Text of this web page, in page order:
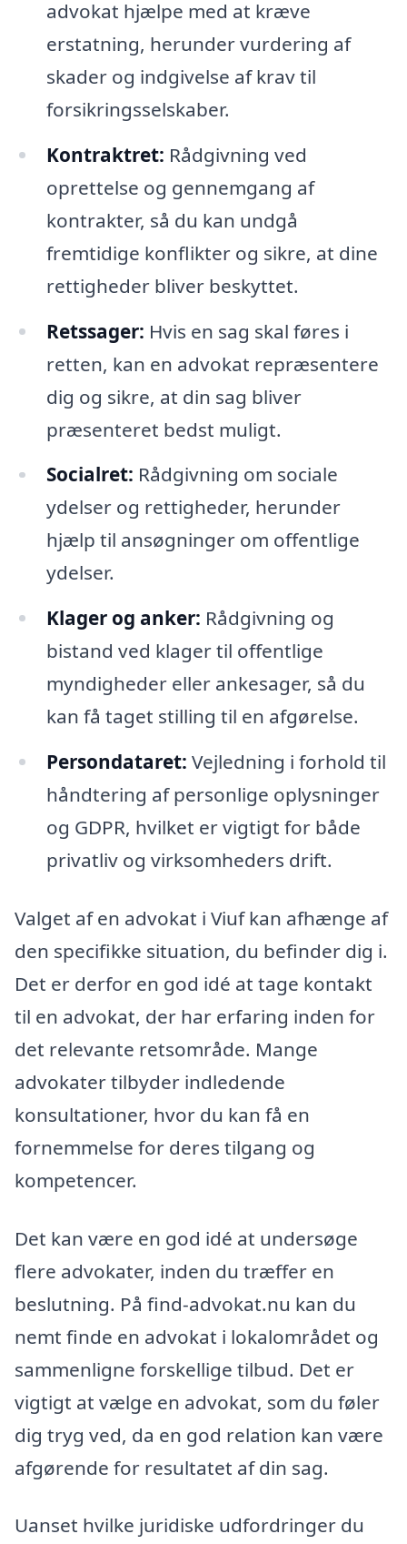
advokat hjælpe med at kræve
erstatning, herunder vurdering af
skader og indgivelse af krav til
forsikringsselskaber.
Kontraktret: Rådgivning ved
oprettelse og gennemgang af
kontrakter, så du kan undgå
fremtidige konflikter og sikre, at dine
rettigheder bliver beskyttet.
Retssager: Hvis en sag skal føres i
retten, kan en advokat repræsentere
dig og sikre, at din sag bliver
præsenteret bedst muligt.
Socialret: Rådgivning om sociale
ydelser og rettigheder, herunder
hjælp til ansøgninger om offentlige
ydelser.
Klager og anker: Rådgivning og
bistand ved klager til offentlige
myndigheder eller ankesager, så du
kan få taget stilling til en afgørelse.
Persondataret: Vejledning i forhold til
håndtering af personlige oplysninger
og GDPR, hvilket er vigtigt for både
privatliv og virksomheders drift.
Valget af en advokat i Viuf kan afhænge af
den specifikke situation, du befinder dig i.
Det er derfor en god idé at tage kontakt
til en advokat, der har erfaring inden for
det relevante retsområde. Mange
advokater tilbyder indledende
konsultationer, hvor du kan få en
fornemmelse for deres tilgang og
kompetencer.
Det kan være en god idé at undersøge
flere advokater, inden du træffer en
beslutning. På find-advokat.nu kan du
nemt finde en advokat i lokalområdet og
sammenligne forskellige tilbud. Det er
vigtigt at vælge en advokat, som du føler
dig tryg ved, da en god relation kan være
afgørende for resultatet af din sag.
Uanset hvilke juridiske udfordringer du